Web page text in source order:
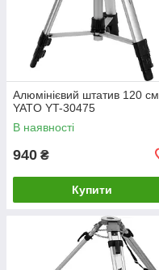
Алюмінієвий штатив 120 см
YATO YT-30475
В наявності
940 ₴
Купити